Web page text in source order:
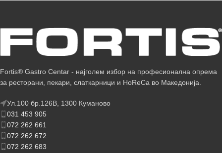
Fortis® Gastro Centar - најголем избор на професионална опрема
за ресторани, пекари, слаткарници и HoReCa во Македонија.
Ул.100 бр.126В, 1300 Куманово
031 453 905
072 262 661
072 262 672
072 262 683